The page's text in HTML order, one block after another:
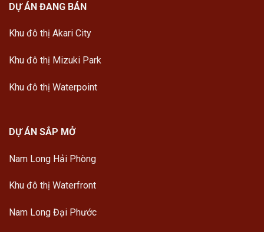
DỰ ÁN ĐANG BÁN
Khu đô thị Akari City
Khu đô thị Mizuki Park
Khu đô thị Waterpoint
DỰ ÁN SẮP MỞ
Nam Long Hải Phòng
Khu đô thị Waterfront
Nam Long Đại Phước